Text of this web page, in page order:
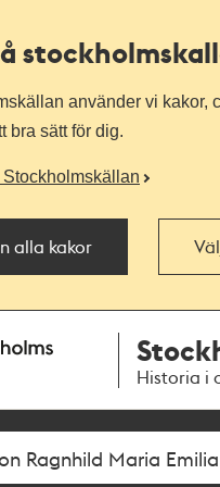
använder vi kakor,
bra sätt för dig.
alla kakor
Historia i